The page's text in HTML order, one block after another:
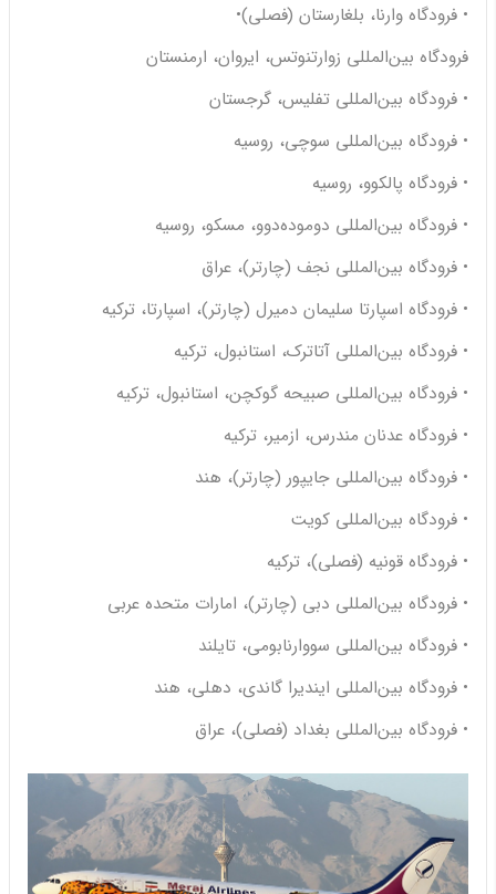
• فرودگاه وارنا، بلغارستان (فصلی)•
فرودگاه بین‌المللی زوارتنوتس، ایروان، ارمنستان
• فرودگاه بین‌المللی تفلیس، گرجستان
• فرودگاه بین‌المللی سوچی، روسیه
• فرودگاه پالکوو، روسیه
• فرودگاه بین‌المللی دوموده‌دوو، مسکو، روسیه
• فرودگاه بین‌المللی نجف (چارتر)، عراق
• فرودگاه اسپارتا سلیمان دمیرل (چارتر)، اسپارتا، ترکیه
• فرودگاه بین‌المللی آتاترک، استانبول، ترکیه
• فرودگاه بین‌المللی صبیحه گوکچن، استانبول، ترکیه
• فرودگاه عدنان مندرس، ازمیر، ترکیه
• فرودگاه بین‌المللی جایپور (چارتر)، هند
• فرودگاه بین‌المللی کویت
• فرودگاه قونیه (فصلی)، ترکیه
• فرودگاه بین‌المللی دبی (چارتر)، امارات متحده عربی
• فرودگاه بین‌المللی سووارنابومی، تایلند
• فرودگاه بین‌المللی ایندیرا گاندی، دهلی، هند
• فرودگاه بین‌المللی بغداد (فصلی)، عراق